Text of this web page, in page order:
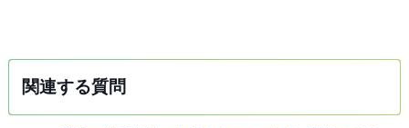
関連する質問